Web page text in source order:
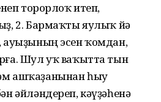
торорлоҡ итеп,
2. Бармаҡты яулыҡ йә
эсен ҡомдан,
Шул уҡ ваҡытта тын
ашҡаҙанынан һыу
әйләндереп, кәүҙәһенә